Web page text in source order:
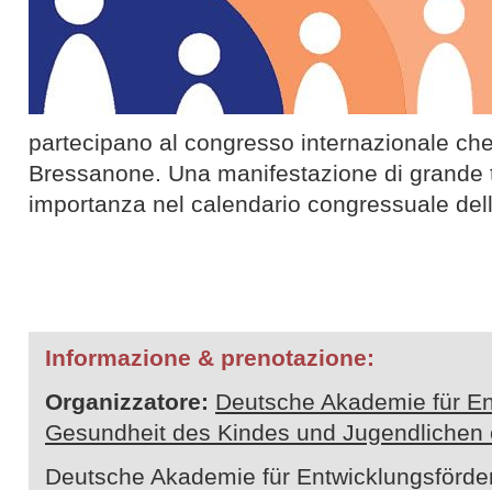
partecipano al congresso internazionale
Bressanone. Una manifestazione di
importanza nel calendario congressuale
Informazione & prenotazione:
Organizzatore: Deutsche Akademie für
Gesundheit des Kindes und Jugendlichen
Deutsche Akademie für